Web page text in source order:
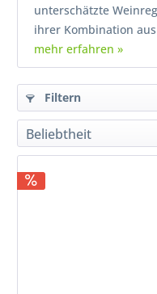
unterschätzte
ihrer Kombination
mehr erfahren »
Filtern